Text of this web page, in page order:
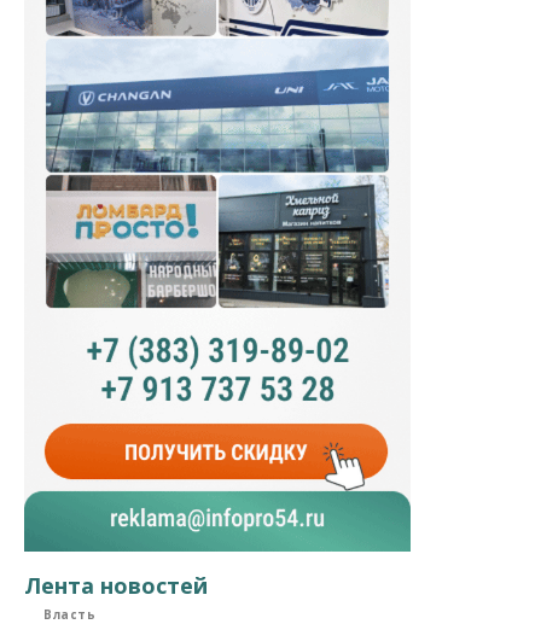
Лента новостей
Власть